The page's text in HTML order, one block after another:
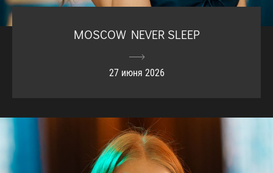
MOSCOW NEVER SLEEP
27 июня 2026